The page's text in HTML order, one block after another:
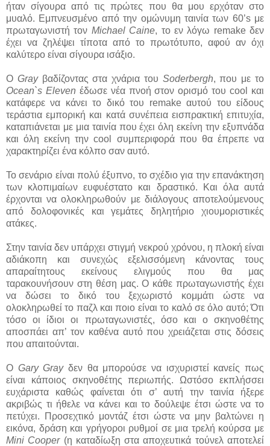
ήταν σίγουρα από τις πρώτες που θα μου ερχόταν στο
μυαλό. Εμπνευσμένο από την ομώνυμη ταινία των 60’s με
πρωταγωνιστή τον Michael Caine, το εν λόγω remake δεν
έχει να ζηλέψει τίποτα από το πρωτότυπο, αφού αν όχι
καλύτερο είναι σίγουρα ισάξιο.
Ο Grayβαδίζοντας στα χνάρια του Soderbergh, που με το
Ocean`s Eleven έδωσε νέα πνοή στον ορισμό του cool και
κατάφερε να κάνει το δικό του remake αυτού του είδους
τεράστια εμπορική και κατά συνέπεια εισπρακτική επιτυχία,
καταπιάνεται με μια ταινία που έχει όλη εκείνη την εξυπνάδα
και όλη εκείνη την cool συμπεριφορά που θα έπρεπε να
χαρακτηρίζει ένα κόλπο σαν αυτό.
Το σενάριο είναι πολύ έξυπνο, το σχέδιο για την επανάκτηση
των κλοπιμαίων ευφυέστατο και δραστικό. Και όλα αυτά
έρχονται να ολοκληρωθούν με διάλογους αποτελούμενους
από δολοφονικές και γεμάτες δηλητήριο χιουμοριστικές
ατάκες.
Στην ταινία δεν υπάρχει στιγμή νεκρού χρόνου, η πλοκή είναι
αδιάκοπη και συνεχώς εξελισσόμενη κάνοντας τους
απαραίτητους εκείνους ελιγμούς που θα μας
ταρακουνήσουν στη θέση μας. Ο κάθε πρωταγωνιστής έχει
να δώσει το δικό του ξεχωριστό κομμάτι ώστε να
ολοκληρωθεί το παζλ και ποιο είναι το καλό σε όλο αυτό; Ότι
τόσο οι ίδιοι οι πρωταγωνιστές, όσο και ο σκηνοθέτης
αποσπάει απ’ τον καθένα αυτό που χρειάζεται στις δόσεις
που απαιτούνται.
Ο Gary Grayδεν θα μπορούσε να ισχυριστεί κανείς πως
είναι κάποιος σκηνοθέτης περιωπής. Ωστόσο εκπλήσσει
ευχάριστα καθώς φαίνεται ότι σ’ αυτή την ταινία ήξερε
ακριβώς τι ήθελε να κάνει και το δούλεψε έτσι ώστε να το
πετύχει. Προσεχτικό μοντάζ έτσι ώστε να μην βαλτώνει η
εικόνα, δράση και γρήγοροι ρυθμοί σε μια τρελή κούρσα με
Mini Cooper(η καταδίωξη στα αποχευτικά τούνελ αποτελεί